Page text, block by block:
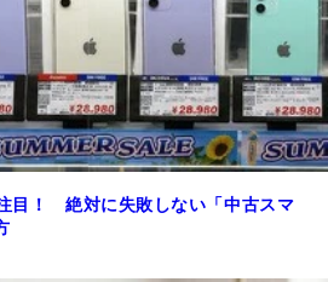
目！ 絶対に失敗しない「中古スマ